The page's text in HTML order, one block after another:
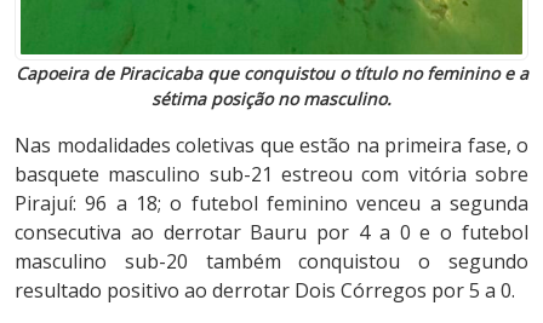
Capoeira de Piracicaba que conquistou o título no feminino e a
sétima posição no masculino.
Nas modalidades coletivas que estão na primeira fase, o
basquete masculino sub-21 estreou com vitória sobre
Pirajuí: 96 a 18; o futebol feminino venceu a segunda
consecutiva ao derrotar Bauru por 4 a 0 e o futebol
masculino sub-20 também conquistou o segundo
resultado positivo ao derrotar Dois Córregos por 5 a 0.